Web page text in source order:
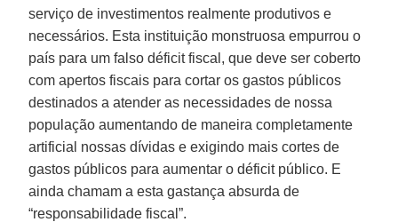
serviço de investimentos realmente produtivos e
necessários. Esta instituição monstruosa empurrou o
país para um falso déficit fiscal, que deve ser coberto
com apertos fiscais para cortar os gastos públicos
destinados a atender as necessidades de nossa
população aumentando de maneira completamente
artificial nossas dívidas e exigindo mais cortes de
gastos públicos para aumentar o déficit público. E
ainda chamam a esta gastança absurda de
“responsabilidade fiscal”.